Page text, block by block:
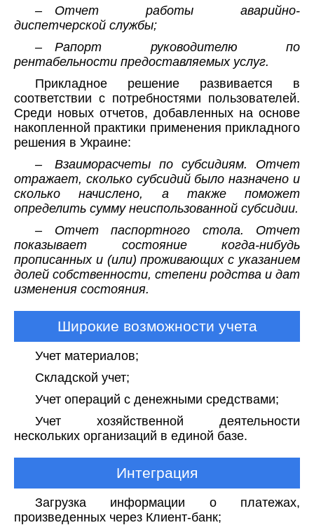
– Отчет работы аварийно-
диспетчерской службы;
– Рапорт руководителю по
рентабельности предоставляемых услуг.
Прикладное решение развивается в
соответствии с потребностями пользователей.
Среди новых отчетов, добавленных на основе
накопленной практики применения прикладного
решения в Украине:
– Взаиморасчеты по субсидиям. Отчет
отражает, сколько субсидий было назначено и
сколько начислено, а также поможет
определить сумму неиспользованной субсидии.
– Отчет паспортного стола. Отчет
показывает состояние когда-нибудь
прописанных и (или) проживающих с указанием
долей собственности, степени родства и дат
изменения состояния.
Широкие возможности учета
Учет материалов;
Складской учет;
Учет операций с денежными средствами;
Учет хозяйственной деятельности
нескольких организаций в единой базе.
Интеграция
Загрузка информации о платежах,
произведенных через Клиент-банк;